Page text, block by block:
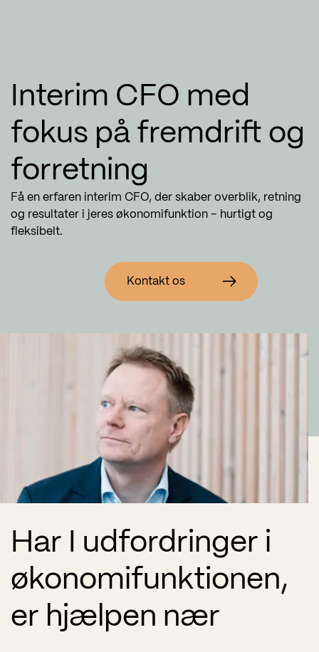
Interim CFO med
fokus på fremdrift og
forretning
Få en erfaren interim CFO, der skaber overblik, retning
og resultater i jeres økonomifunktion – hurtigt og
fleksibelt.
Kontakt os
Har I udfordringer i
økonomifunktionen,
er hjælpen nær